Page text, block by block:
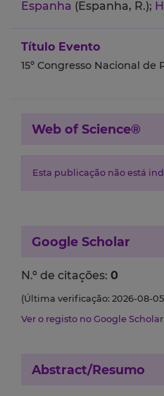
Espanha (Espanha, R.);
Título Evento
15º Congresso Nacional de
Web of Science®
Esta publicação não está
Google Scholar
N.º de citações: 0
(Última verificação: 2026-08-
Ver o registo no Google Scholar
Abstract/Resumo